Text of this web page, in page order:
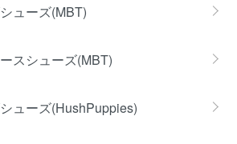
ューズ(MBT)
スシューズ(MBT)
ューズ(HushPuppies)